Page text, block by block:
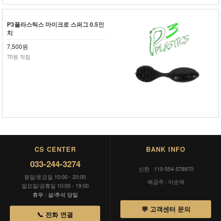
P3플라스틱스 마이크로 스퍼그 0.5인
치
7,500원
70원 적립
CS CENTER
033-244-3274
평일/토요일 10:00 - 20:00
일요일/공휴일 10:00 - 19:00
휴무 : 설/추석 당일
📞 전화 연결
BANK INFO
신한 110-554-578970
예금주 : 이순재
💬 고객센터 문의